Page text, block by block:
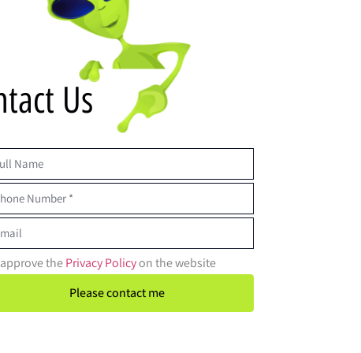
Us
thePrivacy Policyon the website
Please contact me